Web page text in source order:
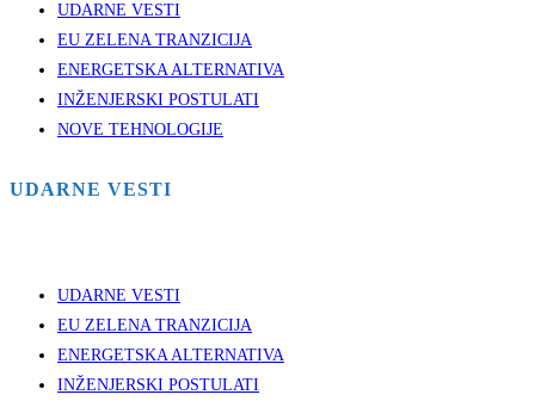
UDARNE VESTI
EU ZELENA TRANZICIJA
ENERGETSKA ALTERNATIVA
INŽENJERSKI POSTULATI
NOVE TEHNOLOGIJE
UDARNE VESTI
UDARNE VESTI
EU ZELENA TRANZICIJA
ENERGETSKA ALTERNATIVA
INŽENJERSKI POSTULATI